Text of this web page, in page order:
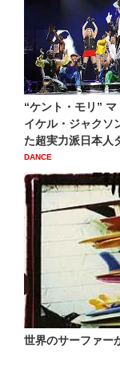
“ケント・モリ”
イケル・ジャクソ
た超実力派日本人
DANCE
世界のサーファー